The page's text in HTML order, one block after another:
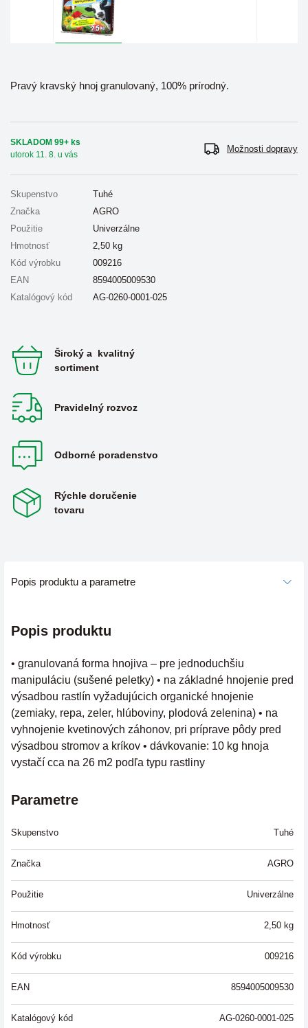
Pravý kravský hnoj granulovaný, 100% prírodný.
SKLADOM 99+ ks
utorok 11. 8. u vás
Možnosti dopravy
Skupenstvo
Tuhé
Značka
AGRO
Použitie
Univerzálne
Hmotnosť
2,50 kg
Kód výrobku
009216
EAN
8594005009530
Katalógový kód
AG-0260-0001-025
Široký a kvalitný
sortiment
Pravidelný rozvoz
Odborné poradenstvo
Rýchle doručenie
tovaru
Popis produktu a parametre
Popis produktu
• granulovaná forma hnojiva – pre jednoduchšiu
manipuláciu (sušené peletky) • na základné hnojenie pred
výsadbou rastlín vyžadujúcich organické hnojenie
(zemiaky, repa, zeler, hlúboviny, plodová zelenina) • na
vyhnojenie kvetinových záhonov, pri príprave pôdy pred
výsadbou stromov a kríkov • dávkovanie: 10 kg hnoja
vystačí cca na 26 m2 podľa typu rastliny
Parametre
Skupenstvo Tuhé
Značka AGRO
Použitie Univerzálne
Hmotnosť 2,50 kg
Kód výrobku 009216
EAN 8594005009530
Katalógový kód AG-0260-0001-025